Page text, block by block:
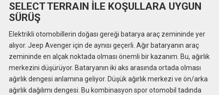
SELECT TERRAIN İLE KOŞULLARA UYGUN
SÜRÜŞ
Elektrikli otomobillerin doğası gereği batarya araç zemininde yer
alıyor. Jeep Avenger için de aynısı geçerli. Ağır bataryanın araç
zemininde en alçak noktada olması önemli bir kazanım. Bu, ağırlık
merkezini düşürüyor. Bataryanın iki aks arasında ortada olması
ağırlık dengesi anlamına geliyor. Düşük ağırlık merkezi ve ön/arka
ağırlık dağılımı dengesi. Bu kombinasyon spor otomobil tadında